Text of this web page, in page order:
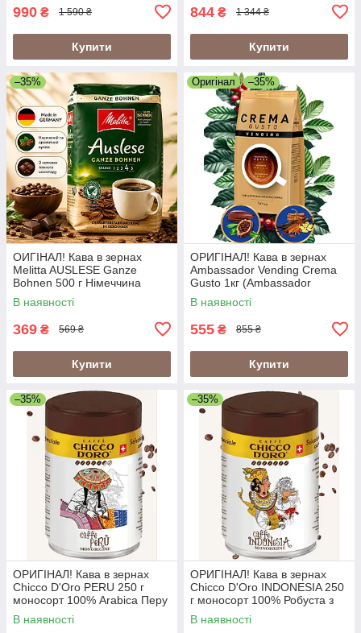
990 ₴ 1 590 ₴
Купити
844 ₴ 1 344 ₴
Купити
–35%
ОИГІНАЛ! Кава в зернах
Melitta AUSLESE Ganze
Bohnen 500 г Німеччина
В наявності
369 ₴ 569 ₴
Купити
Оригінал –35%
ОРИГІНАЛ! Кава в зернах
Ambassador Vending Crema
Gusto 1кг (Ambassador
Crema Gusto Vending)
В наявності
555 ₴ 855 ₴
Купити
–35%
ОРИГІНАЛ! Кава в зернах
Chicco D'Oro PERU 250 г
моносорт 100% Arabica Перу
у металевій банці
(Швейцарія)
В наявності
–35%
ОРИГІНАЛ! Кава в зернах
Chicco D'Oro INDONESIA 250
г моносорт 100% Робуста з
вулканічних ґрунтів Індонезії
у банці (Швейцарія)
В наявності